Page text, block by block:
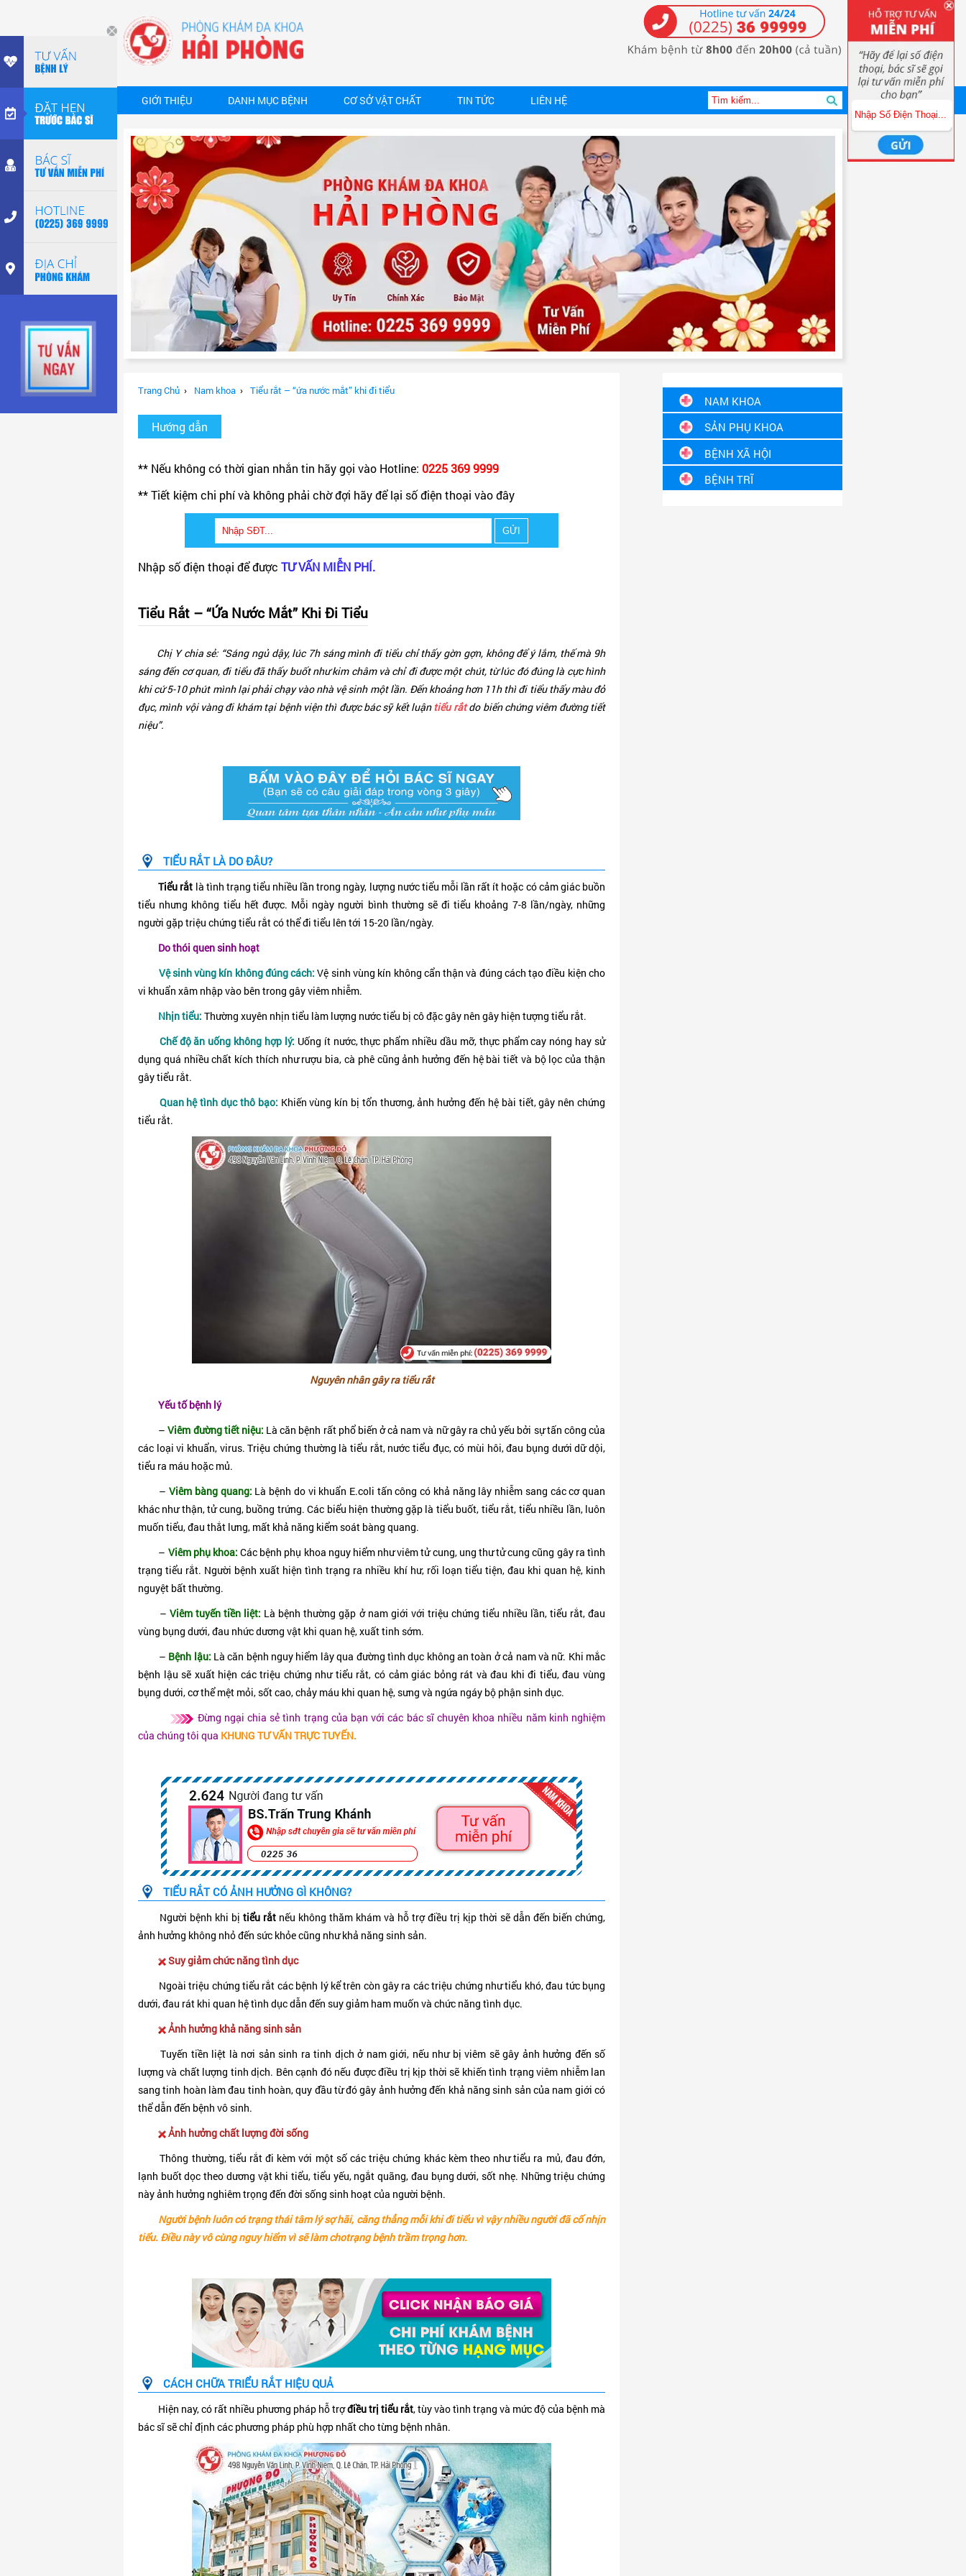
GIỚI THIỆU DANH MỤC BỆNH CƠ SỞ VẬT CHẤT TIN TỨC LIÊN HỆ
NAM KHOA
Rối loạn xuất tinh
Viêm đường tiết niệu
Viêm nhiễm nam khoa
SẢN PHỤ KHOA
BỆNH XÃ HỘI
BỆNH TRĨ
Trang Chủ › Nam khoa › Tiểu rắt – “ứa nước mắt” khi đi tiểu
Hướng dẫn
** Nếu không có thời gian nhắn tin hãy gọi vào Hotline: 0225 369 9999
** Tiết kiệm chi phí và không phải chờ đợi hãy để lại số điện thoại vào đây
Nhập số điện thoại để được TƯ VẤN MIỄN PHÍ.
Tiểu Rắt – “ứa Nước Mắt” Khi Đi Tiểu
Chị Y chia sẻ: “Sáng ngủ dậy, lúc 7h sáng mình đi tiểu chỉ thấy gờn gợn, không để ý lắm, thế mà 9h
sáng đến cơ quan, đi tiểu đã thấy buốt như kim châm và chỉ đi được một chút, từ lúc đó đúng là cực hình
khi cứ 5-10 phút mình lại phải chạy vào nhà vệ sinh một lần. Đến khoảng hơn 11h thì đi tiểu thấy màu đỏ
đục, mình vội vàng đi khám tại bệnh viện thì được bác sỹ kết luậntiểu rắtdo biến chứng viêm đường tiết
niệu”.
TIỂU RẮT LÀ DO ĐÂU?
Tiểu rắt là tình trạng tiểu nhiều lần trong ngày, lượng nước tiểu mỗi lần rất ít hoặc có cảm giác buồn
tiểu nhưng không tiểu hết được. Mỗi ngày người bình thường sẽ đi tiểu khoảng 7-8 lần/ngày, những
người gặp triệu chứng tiểu rắt có thể đi tiểu lên tới 15-20 lần/ngày.
Do thói quen sinh hoạt
Vệ sinh vùng kín không đúng cách: Vệ sinh vùng kín không cẩn thận và đúng cách tạo điều kiện cho
vi khuẩn xâm nhập vào bên trong gây viêm nhiễm.
Nhịn tiểu: Thường xuyên nhịn tiểu làm lượng nước tiểu bị cô đặc gây nên gây hiện tượng tiểu rắt.
Chế độ ăn uống không hợp lý: Uống ít nước, thực phẩm nhiều dầu mỡ, thực phẩm cay nóng hay sử
dụng quá nhiều chất kích thích như rượu bia, cà phê cũng ảnh hưởng đến hệ bài tiết và bộ lọc của thận
gây tiểu rắt.
Quan hệ tình dục thô bạo: Khiến vùng kín bị tổn thương, ảnh hưởng đến hệ bài tiết, gây nên chứng
tiểu rắt.
Nguyên nhân gây ra tiểu rắt
Yếu tố bệnh lý
–Viêm đường tiết niệu: Là căn bệnh rất phổ biến ở cả nam và nữ gây ra chủ yếu bởi sự tấn công của
các loại vi khuẩn, virus. Triệu chứng thường là tiểu rắt, nước tiểu đục, có mùi hôi, đau bụng dưới dữ dội,
tiểu ra máu hoặc mủ.
–Viêm bàng quang: Là bệnh do vi khuẩn E.coli tấn công có khả năng lây nhiễm sang các cơ quan
khác như thận, tử cung, buồng trứng. Các biểu hiện thường gặp là tiểu buốt, tiểu rắt, tiểu nhiều lần, luôn
muốn tiểu, đau thắt lưng, mất khả năng kiểm soát bàng quang.
– Viêm phụ khoa:Các bệnh phụ khoa nguy hiểm như viêm tử cung, ung thư tử cung cũng gây ra tình
trạng tiểu rắt. Người bệnh xuất hiện tình trạng ra nhiều khí hư, rối loạn tiểu tiện, đau khi quan hệ, kinh
nguyệt bất thường.
–Viêm tuyến tiền liệt: Là bệnh thường gặp ở nam giới với triệu chứng tiểu nhiều lần, tiểu rắt, đau
vùng bụng dưới, đau nhức dương vật khi quan hệ, xuất tinh sớm.
– Bệnh lậu: Là căn bệnh nguy hiểm lây qua đường tình dục không an toàn ở cả nam và nữ. Khi mắc
bệnh lậu sẽ xuất hiện các triệu chứng như tiểu rắt, có cảm giác bỏng rát và đau khi đi tiểu, đau vùng
bụng dưới, cơ thể mệt mỏi, sốt cao, chảy máu khi quan hệ, sưng và ngứa ngáy bộ phận sinh dục.
Đừng ngại chia sẻ tình trạng của bạn với các bác sĩ chuyên khoa nhiều năm kinh nghiệm
của chúng tôi qua KHUNG TƯ VẤN TRỰCTUYẾN.
TIỂU RẮT CÓ ẢNH HƯỞNG GÌ KHÔNG?
Người bệnh khi bị tiểu rắt nếu không thăm khám và hỗ trợ điều trị kịp thời sẽ dẫn đến biến chứng,
ảnh hưởng không nhỏ đến sức khỏe cũng như khả năng sinh sản.
Suy giảm chức năng tình dục
Ngoài triệu chứng tiểu rắt các bệnh lý kể trên còn gây ra các triệu chứng như tiểu khó, đau tức bụng
dưới, đau rát khi quan hệ tình dục dẫn đến suy giảm ham muốn và chức năng tình dục.
Ảnh hưởng khả năng sinh sản
Tuyến tiền liệt là nơi sản sinh ra tinh dịch ở nam giới, nếu như bị viêm sẽ gây ảnh hưởng đến số
lượng và chất lượng tinh dịch. Bên cạnh đó nếu được điều trị kịp thời sẽ khiến tình trạng viêm nhiễm lan
sang tinh hoàn làm đau tinh hoàn, quy đầu từ đó gây ảnh hưởng đến khả năng sinh sản của nam giới có
thể dẫn đến bệnh vô sinh.
Ảnh hưởng chất lượng đời sống
Thông thường, tiểu rắt đi kèm với một số các triệu chứng khác kèm theo như tiểu ra mủ, đau đớn,
lạnh buốt dọc theo dương vật khi tiểu, tiểu yếu, ngắt quãng, đau bụng dưới, sốt nhẹ. Những triệu chứng
này ảnh hưởng nghiêm trọng đến đời sống sinh hoạt của người bệnh.
Người bệnh luôn có trạng thái tâm lý sợ hãi, căng thẳng mỗi khi đi tiểu vì vậy nhiều người đã cố nhịn
tiểu. Điều này vô cùng nguy hiểm vì sẽ làm chotrạng bệnh trầm trọng hơn.
CÁCH CHỮA TRIỂU RẮT HIỆU QUẢ
Hiện nay, có rất nhiều phương pháp hỗ trợđiều trị tiểu rắt, tùy vào tình trạng và mức độ của bệnh mà
bác sĩ sẽ chỉ định các phương pháp phù hợp nhất cho từng bệnh nhân.